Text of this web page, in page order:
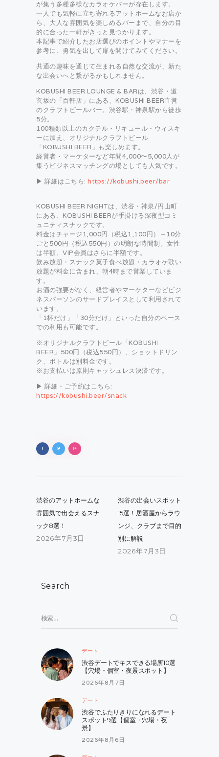
が集う多種多様なカラオケバーが存在します。
一人でも気軽に立ち寄れるアットホームなお店か
ら、大人な雰囲気を楽しめるバーまで、自分の目
的に合った一軒がきっと見つかります。
本記事で紹介したお店選びのポイントやマナーを
参考に、勇気を出して扉を開けてみてください。
共通の趣味を通じて生まれる自然な交流が、新た
な出会いへと繋がるかもしれません。
KOBUSHI BEER LOUNGE & BARは、渋谷・道
玄坂の「百軒店」にある、KOBUSHI BEER直営
のクラフトビールバー。渋谷駅・神泉駅から徒歩
5分。
100種類以上のカクテル・リキュール・ウィスキ
ーに加え、オリジナルクラフトビール
「KOBUSHI BEER」も楽しめます。
経営者・マーケターなど年間4,000〜5,000人が
集うビジネスマッチングの場としても人気です。
▶ 詳細はこちら: https://kobushi.beer/bar
KOBUSHI BEER NIGHTは、渋谷・神泉/円山町
にある、KOBUSHI BEERが手掛ける深夜型コミ
ュニティスナックです。
料金はチャージ1,000円（税込1,100円）＋10分
ごと500円（税込550円）の明朗な時間制。女性
は半額、VIP会員はさらに半額です。
飲み放題・スナック菓子食べ放題・カラオケ歌い
放題が料金に含まれ、朝4時まで営業していま
す。
お酒の強要がなく、経営者やマーケターなどビジ
ネスパーソンのサードプレイスとして利用されて
います。
「1杯だけ」「30分だけ」といった自分のペース
での利用も可能です。
※オリジナルクラフトビール「KOBUSHI
BEER」500円（税込550円）、ショットドリン
ク、ボトルは別料金です。
※お支払いは原則キャッシュレス決済です。
▶ 詳細・ご予約はこちら:
https://kobushi.beer/snack
稿
ナ
ビ
Previous
渋谷のアットホームな
雰囲気で出会えるスナ
ック8選！
2026年7月3日
Next
渋谷の出会いスポット
15選！居酒屋からラウ
ンジ、クラブまで目的
別に解説
2026年7月3日
Search
索:
デート
渋谷デートでキスできる場所10選
【穴場・個室・夜景スポット】
2026年8月7日
デート
渋谷でふたりきりになれるデート
スポット9選【個室・穴場・夜
景】
2026年8月6日